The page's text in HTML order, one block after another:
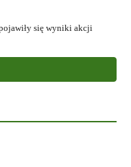
się wyniki akcji